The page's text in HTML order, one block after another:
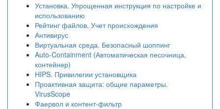
Установка. Упрощенная инструкция по настройке и
использованию
Рейтинг файлов. Учет происхождения
Антивирус
Виртуальная среда. Безопасный шоппинг
Auto-Containment (Автоматическая песочница,
контейнер)
HIPS. Привилегии установщика
Проактивная защита: общие параметры.
VirusScope
Фаервол и контент-фильтр